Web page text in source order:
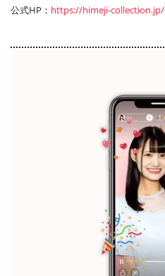
公式HP： https://himeji-collection.jp/